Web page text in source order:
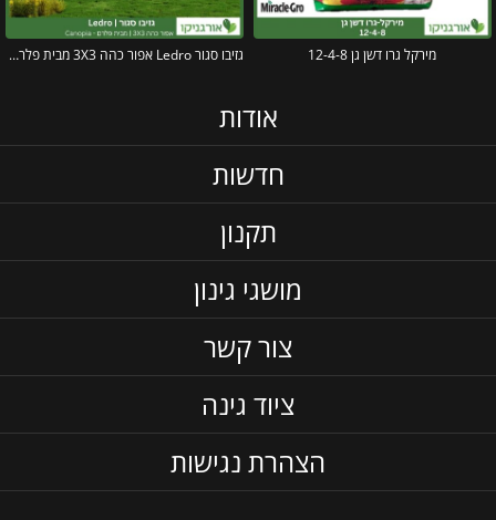
מירקל גרו דשן גן 12-4-8 גזיבו סגור Ledro אפור כהה 3X3 מבית פלרם – Canopia
אודות
חדשות
תקנון
מושגי גינון
צור קשר
ציוד גינה
הצהרת נגישות